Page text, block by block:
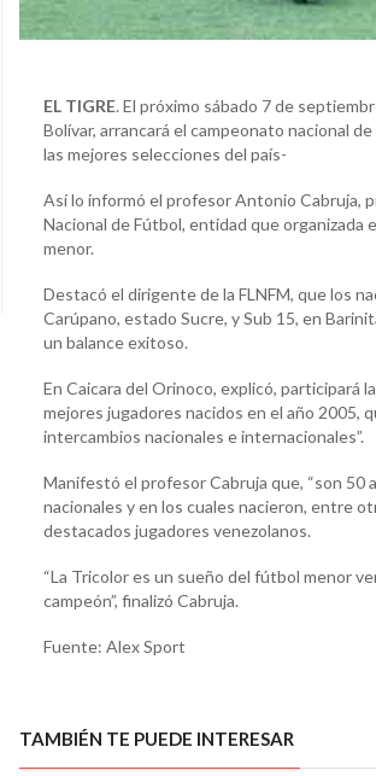
EL TIGRE. El próximo sábado 7 de
Bolívar, arrancará el campeonato nacional
las mejores selecciones del país-
Así lo informó el profesor Antonio Cabruja,
Nacional de Fútbol, entidad que organizada
menor.
Destacó el dirigente de la FLNFM, que los
Carúpano, estado Sucre, y Sub 15, en
un balance exitoso.
En Caicara del Orinoco, explicó, participará
mejores jugadores nacidos en el año 2005,
intercambios nacionales e internacionales”.
Manifestó el profesor Cabruja que, “son 50
nacionales y en los cuales nacieron, entre
destacados jugadores venezolanos.
“La Tricolor es un sueño del fútbol menor
campeón”, finalizó Cabruja.
Fuente: Alex Sport
TAMBIÉN TE PUEDE INTERESAR